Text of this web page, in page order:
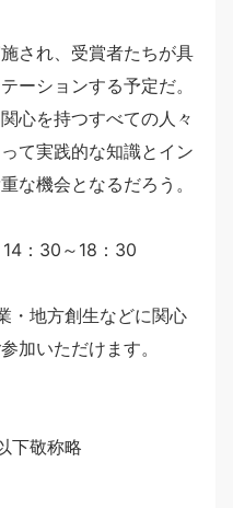
され、受賞者たちが具
ーションする予定だ。
心を持つすべての人々
て実践的な知識とイン
な機会となるだろう。
：30～18：30
・地方創生などに関心
加いただけます。
下敬称略